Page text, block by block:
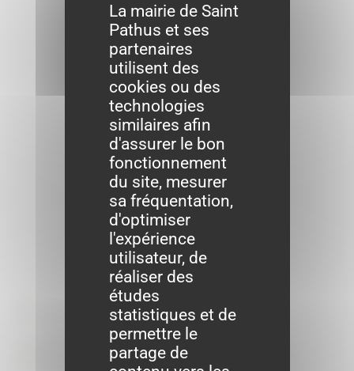
Formalités
administratives
La mairie de Saint
Pathus et ses
partenaires
utilisent des
cookies ou des
technologies
similaires afin
d'assurer le bon
fonctionnement
du site, mesurer
sa fréquentation,
d'optimiser
l'expérience
utilisateur, de
réaliser des
études
statistiques et de
permettre le
partage de